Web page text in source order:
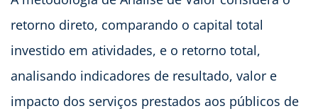
retorno direto, comparando o capital total
investido em atividades, e o retorno total,
analisando indicadores de resultado, valor e
impacto dos serviços prestados aos públicos de